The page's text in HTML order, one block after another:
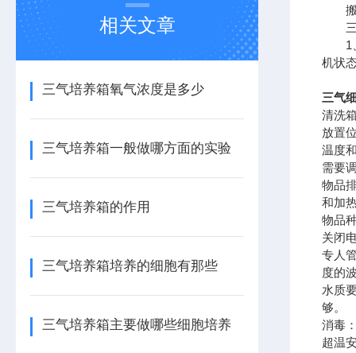
相关文章
三气培养箱氧气浓度是多少
三气培养箱一般做哪方面的实验
三气培养箱的作用
三气培养箱培养的细胞有那些
三气培养箱主要做哪些细胞培养
搬
三气
1、
机状
三气
清洗
放置
温度
需要
物品
和加
物品
关闭
专人
度的
水质
够。
消毒
超温